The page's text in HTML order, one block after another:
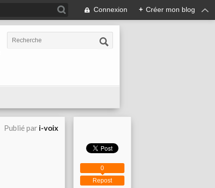
Connexion + Créer mon blog
Publié par i-voix
Repost
0